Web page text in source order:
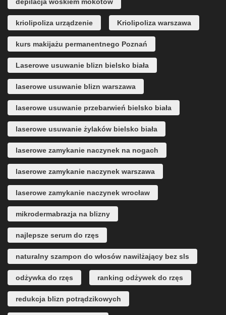
kriolipoliza urządzenie Kriolipoliza warszawa
kurs makijażu permanentnego Poznań
Laserowe usuwanie blizn bielsko biała
laserowe usuwanie blizn warszawa
laserowe usuwanie przebarwień bielsko biała
laserowe usuwanie żylaków bielsko biała
laserowe zamykanie naczynek na nogach
laserowe zamykanie naczynek warszawa
laserowe zamykanie naczynek wrocław
mikrodermabrazja na blizny
najlepsze serum do rzęs
naturalny szampon do włosów nawilżający bez sls
odżywka do rzęs ranking odżywek do rzęs
redukcja blizn potrądzikowych